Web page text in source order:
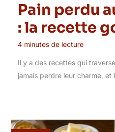
Pain perdu
: la recette
4 minutes de lecture
Il y a des recettes qui
jamais perdre leur charme, et